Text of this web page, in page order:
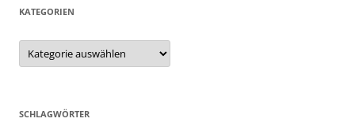
KATEGORIEN
Kategorien
SCHLAGWÖRTER